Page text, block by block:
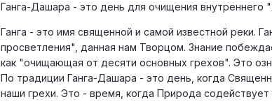
Ганга-Дашара - это день для очищения внутреннего
Ганга - это имя священной и самой известной реки.
просветления", данная нам Творцом. Знание
как "очищающая от десяти основных грехов". Это
По традиции Ганга-Дашара - это день, когда
наши грехи. Это - время, когда Природа содействует